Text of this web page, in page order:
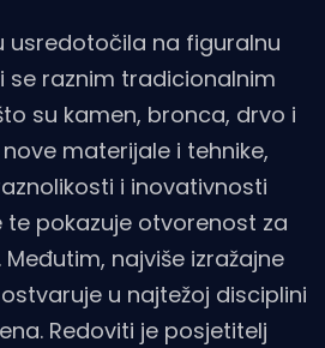
usredotočila na figuralnu
se raznim tradicionalnim
su kamen, bronca, drvo i
materijale i tehnike,
i inovativnosti
te pokazuje otvorenost za
najviše izražajne
u najtežoj disciplini
Redoviti je posjetitelj